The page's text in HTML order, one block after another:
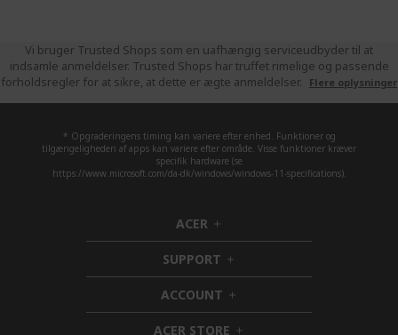
Vi bruger Trusted Shops som en uafhængig serviceudbyder til at
indsamle anmeldelser. Trusted Shops har truffet rimelige og passende
forholdsregler for at sikre, at dette er ægte anmeldelser.
Flere oplysninger
* Opgraderingens timing kan variere efter enhed. Funktioner og
tilgængeligheden af apps kan variere efter område. Visse funktioner kræver
specifik hardware (se
https://www.microsoft.com/da-dk/windows/windows-11-specifications).
ACER h
i
d
d
e
n
SUPPORT h
i
d
ACCOUNT h
i
ACER STORE